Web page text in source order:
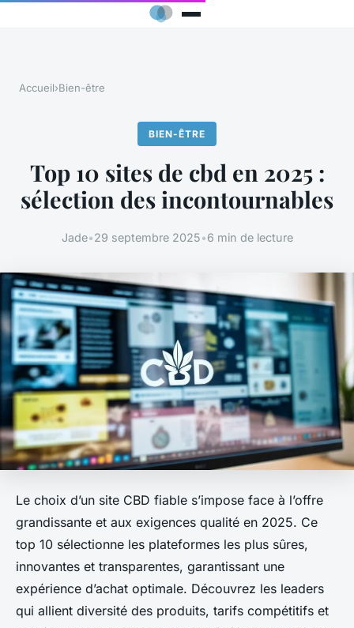
Accueil›Bien-être
BIEN-ÊTRE
Top 10 sites de cbd en 2025 :
sélection des incontournables
Jade•29 septembre 2025•6 min de lecture
Le choix d’un site CBD fiable s’impose face à l’offre
grandissante et aux exigences qualité en 2025. Ce
top 10 sélectionne les plateformes les plus sûres,
innovantes et transparentes, garantissant une
expérience d’achat optimale. Découvrez les leaders
qui allient diversité des produits, tarifs compétitifs et